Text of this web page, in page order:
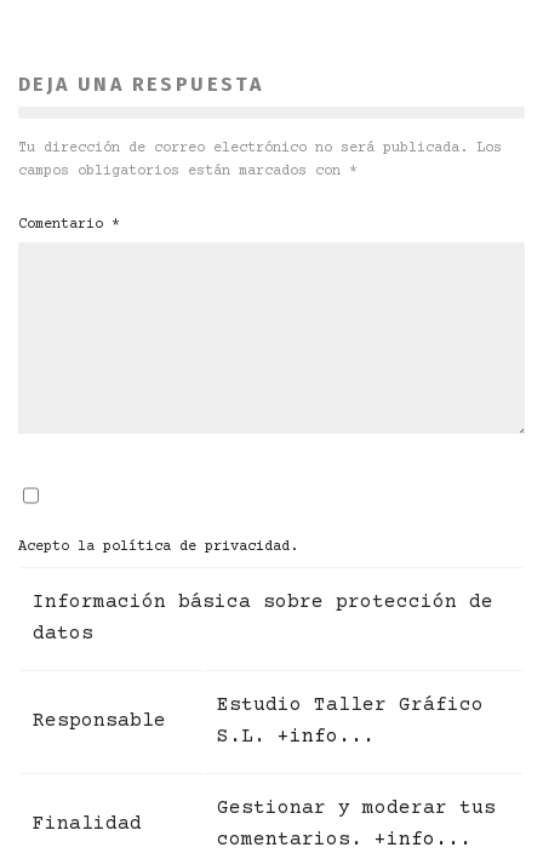
DEJA UNA RESPUESTA
Tu dirección de correo electrónico no será publicada.
Los
campos obligatorios están marcados con *
Comentario *
Acepto la política de privacidad .
Información básica sobre protección de
datos
Responsable
Estudio Taller Gráfico
S.L. +info...
Finalidad
Gestionar y moderar tus
comentarios. +info...